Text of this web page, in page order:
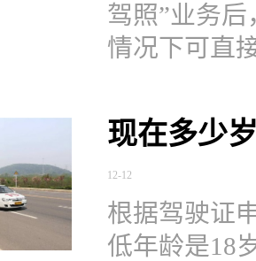
驾照”业务
情况下可直
现在多少
12-12
根据驾驶证
低年龄是18